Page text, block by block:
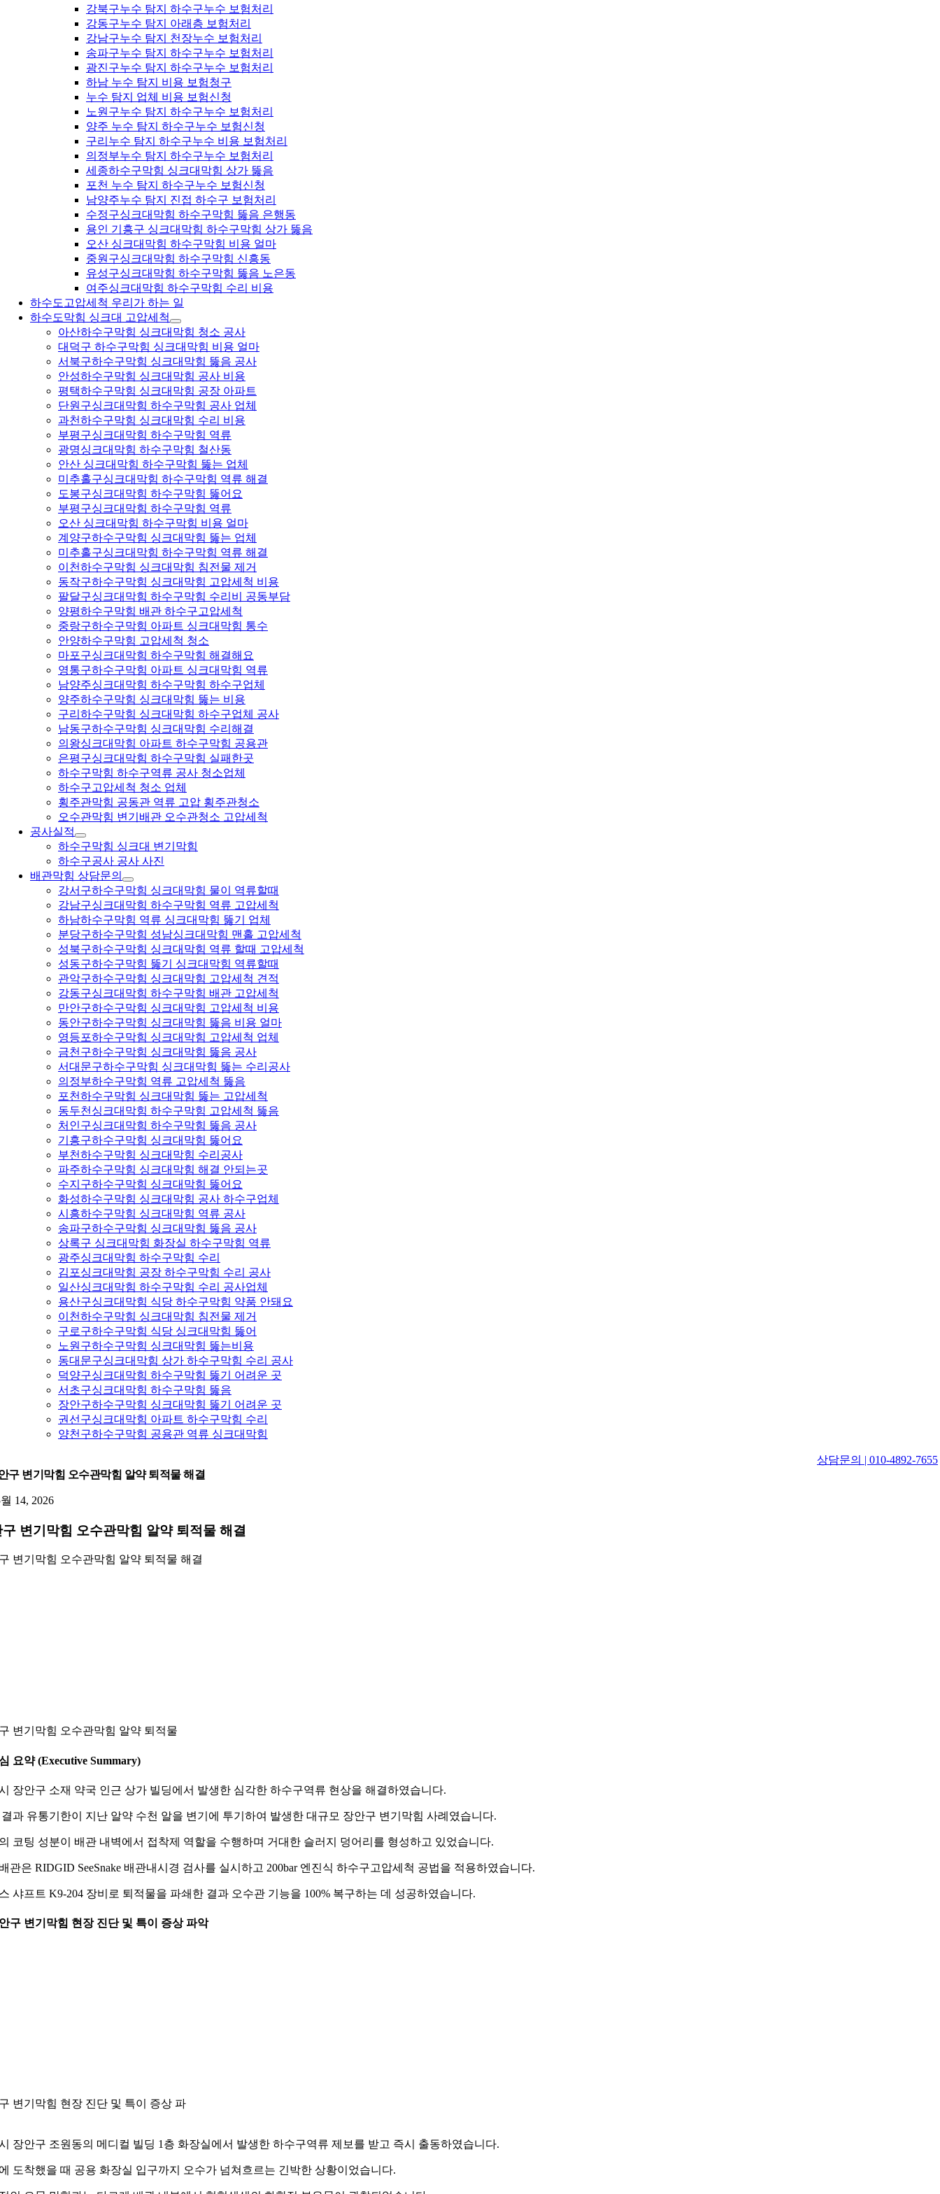
강북구누수 탐지 하수구누수 보험처리
강동구누수 탐지 아래층 보험처리
강남구누수 탐지 천장누수 보험처리
송파구누수 탐지 하수구누수 보험처리
광진구누수 탐지 하수구누수 보험처리
하남 누수 탐지 비용 보험청구
누수 탐지 업체 비용 보험신청
노원구누수 탐지 하수구누수 보험처리
양주 누수 탐지 하수구누수 보험신청
구리누수 탐지 하수구누수 비용 보험처리
의정부누수 탐지 하수구누수 보험처리
세종하수구막힘 싱크대막힘 상가 뚫음
포천 누수 탐지 하수구누수 보험신청
남양주누수 탐지 진접 하수구 보험처리
수정구싱크대막힘 하수구막힘 뚫음 은행동
용인 기흥구 싱크대막힘 하수구막힘 상가 뚫음
오산 싱크대막힘 하수구막힘 비용 얼마
중원구싱크대막힘 하수구막힘 신흥동
유성구싱크대막힘 하수구막힘 뚫음 노은동
여주싱크대막힘 하수구막힘 수리 비용
하수도고압세척 우리가 하는 일
하수도막힘 싱크대 고압세척
아산하수구막힘 싱크대막힘 청소 공사
대덕구 하수구막힘 싱크대막힘 비용 얼마
서북구하수구막힘 싱크대막힘 뚫음 공사
안성하수구막힘 싱크대막힘 공사 비용
평택하수구막힘 싱크대막힘 공장 아파트
단원구싱크대막힘 하수구막힘 공사 업체
과천하수구막힘 싱크대막힘 수리 비용
부평구싱크대막힘 하수구막힘 역류
광명싱크대막힘 하수구막힘 철산동
안산 싱크대막힘 하수구막힘 뚫는 업체
미추홀구싱크대막힘 하수구막힘 역류 해결
도봉구싱크대막힘 하수구막힘 뚫어요
부평구싱크대막힘 하수구막힘 역류
오산 싱크대막힘 하수구막힘 비용 얼마
계양구하수구막힘 싱크대막힘 뚫는 업체
미추홀구싱크대막힘 하수구막힘 역류 해결
이천하수구막힘 싱크대막힘 침전물 제거
동작구하수구막힘 싱크대막힘 고압세척 비용
팔달구싱크대막힘 하수구막힘 수리비 공동부담
양평하수구막힘 배관 하수구고압세척
중랑구하수구막힘 아파트 싱크대막힘 통수
안양하수구막힘 고압세척 청소
마포구싱크대막힘 하수구막힘 해결해요
영통구하수구막힘 아파트 싱크대막힘 역류
남양주싱크대막힘 하수구막힘 하수구업체
양주하수구막힘 싱크대막힘 뚫는 비용
구리하수구막힘 싱크대막힘 하수구업체 공사
남동구하수구막힘 싱크대막힘 수리해결
의왕싱크대막힘 아파트 하수구막힘 공용관
은평구싱크대막힘 하수구막힘 실패한곳
하수구막힘 하수구역류 공사 청소업체
하수구고압세척 청소 업체
횡주관막힘 공동관 역류 고압 횡주관청소
오수관막힘 변기배관 오수관청소 고압세척
공사실적
하수구막힘 싱크대 변기막힘
하수구공사 공사 사진
배관막힘 상담문의
강서구하수구막힘 싱크대막힘 물이 역류할때
강남구싱크대막힘 하수구막힘 역류 고압세척
하남하수구막힘 역류 싱크대막힘 뚫기 업체
분당구하수구막힘 성남싱크대막힘 맨홀 고압세척
성북구하수구막힘 싱크대막힘 역류 할때 고압세척
성동구하수구막힘 뚫기 싱크대막힘 역류할때
관악구하수구막힘 싱크대막힘 고압세척 견적
강동구싱크대막힘 하수구막힘 배관 고압세척
만안구하수구막힘 싱크대막힘 고압세척 비용
동안구하수구막힘 싱크대막힘 뚫음 비용 얼마
영등포하수구막힘 싱크대막힘 고압세척 업체
금천구하수구막힘 싱크대막힘 뚫음 공사
서대문구하수구막힘 싱크대막힘 뚫는 수리공사
의정부하수구막힘 역류 고압세척 뚫음
포천하수구막힘 싱크대막힘 뚫는 고압세척
동두천싱크대막힘 하수구막힘 고압세척 뚫음
처인구싱크대막힘 하수구막힘 뚫음 공사
기흥구하수구막힘 싱크대막힘 뚫어요
부천하수구막힘 싱크대막힘 수리공사
파주하수구막힘 싱크대막힘 해결 안되는곳
수지구하수구막힘 싱크대막힘 뚫어요
화성하수구막힘 싱크대막힘 공사 하수구업체
시흥하수구막힘 싱크대막힘 역류 공사
송파구하수구막힘 싱크대막힘 뚫음 공사
상록구 싱크대막힘 화장실 하수구막힘 역류
광주싱크대막힘 하수구막힘 수리
김포싱크대막힘 공장 하수구막힘 수리 공사
일산싱크대막힘 하수구막힘 수리 공사업체
용산구싱크대막힘 식당 하수구막힘 약품 안돼요
이천하수구막힘 싱크대막힘 침전물 제거
구로구하수구막힘 식당 싱크대막힘 뚫어
노원구하수구막힘 싱크대막힘 뚫는비용
동대문구싱크대막힘 상가 하수구막힘 수리 공사
덕양구싱크대막힘 하수구막힘 뚫기 어려운 곳
서초구싱크대막힘 하수구막힘 뚫음
장안구하수구막힘 싱크대막힘 뚫기 어려운 곳
권선구싱크대막힘 아파트 하수구막힘 수리
양천구하수구막힘 공용관 역류 싱크대막힘
상담문의 | 010-4892-7655
구 변기막힘 오수관막힘 알약 퇴적물 해결
14, 2026
변기막힘 오수관막힘 알약 퇴적물 해결
변기막힘 오수관막힘 알약 퇴적물 해결
변기막힘 오수관막힘 알약 퇴적물
요약 (Executive Summary)
장안구 소재 약국 인근 상가 빌딩에서 발생한 심각한 하수구역류 현상을 해결하였습니다.
과 유통기한이 지난 알약 수천 알을 변기에 투기하여 발생한 대규모 장안구 변기막힘 사례였습니다.
코팅 성분이 배관 내벽에서 접착제 역할을 수행하며 거대한 슬러지 덩어리를 형성하고 있었습니다.
관은 RIDGID SeeSnake 배관내시경 검사를 실시하고 200bar 엔진식 하수구고압세척 공법을 적용하였습니다.
샤프트 K9-204 장비로 퇴적물을 파쇄한 결과 오수관 기능을 100% 복구하는 데 성공하였습니다.
구 변기막힘 현장 진단 및 특이 증상 파악
변기막힘 현장 진단 및 특이 증상 파
장안구 조원동의 메디컬 빌딩 1층 화장실에서 발생한 하수구역류 제보를 받고 즉시 출동하였습니다.
도착했을 때 공용 화장실 입구까지 오수가 넘쳐흐르는 긴박한 상황이었습니다.